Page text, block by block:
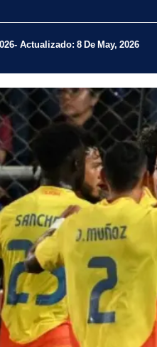
Actualizado: 8 De May, 2026